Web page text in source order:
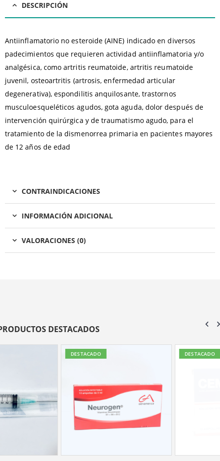
DESCRIPCIÓN
Antiinflamatorio no esteroide (AINE) indicado en diversos
padecimientos que requieren actividad antiinflamatoria y/o
analgésica, como artritis reumatoide, artritis reumatoide
juvenil, osteoartritis (artrosis, enfermedad articular
degenerativa), espondilitis anquilosante, trastornos
musculoesqueléticos agudos, gota aguda, dolor después de
intervención quirúrgica y de traumatismo agudo, para el
tratamiento de la dismenorrea primaria en pacientes mayores
de 12 años de edad
CONTRAINDICACIONES
INFORMACIÓN ADICIONAL
VALORACIONES (0)
DESTACADOS